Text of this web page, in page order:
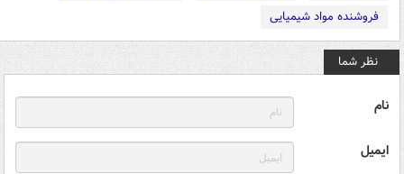
فروشنده مواد شیمیایی
نظر شما
نام
ایمیل